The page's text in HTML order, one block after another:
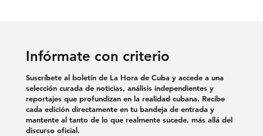
Infórmate con criterio
Suscríbete al boletín de La Hora de Cuba y accede a una
selección curada de noticias, análisis independientes y
reportajes que profundizan en la realidad cubana. Recibe
cada edición directamente en tu bandeja de entrada y
mantente al tanto de lo que realmente sucede, más allá del
discurso oficial.